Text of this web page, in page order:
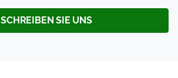
SCHREIBEN SIE UNS